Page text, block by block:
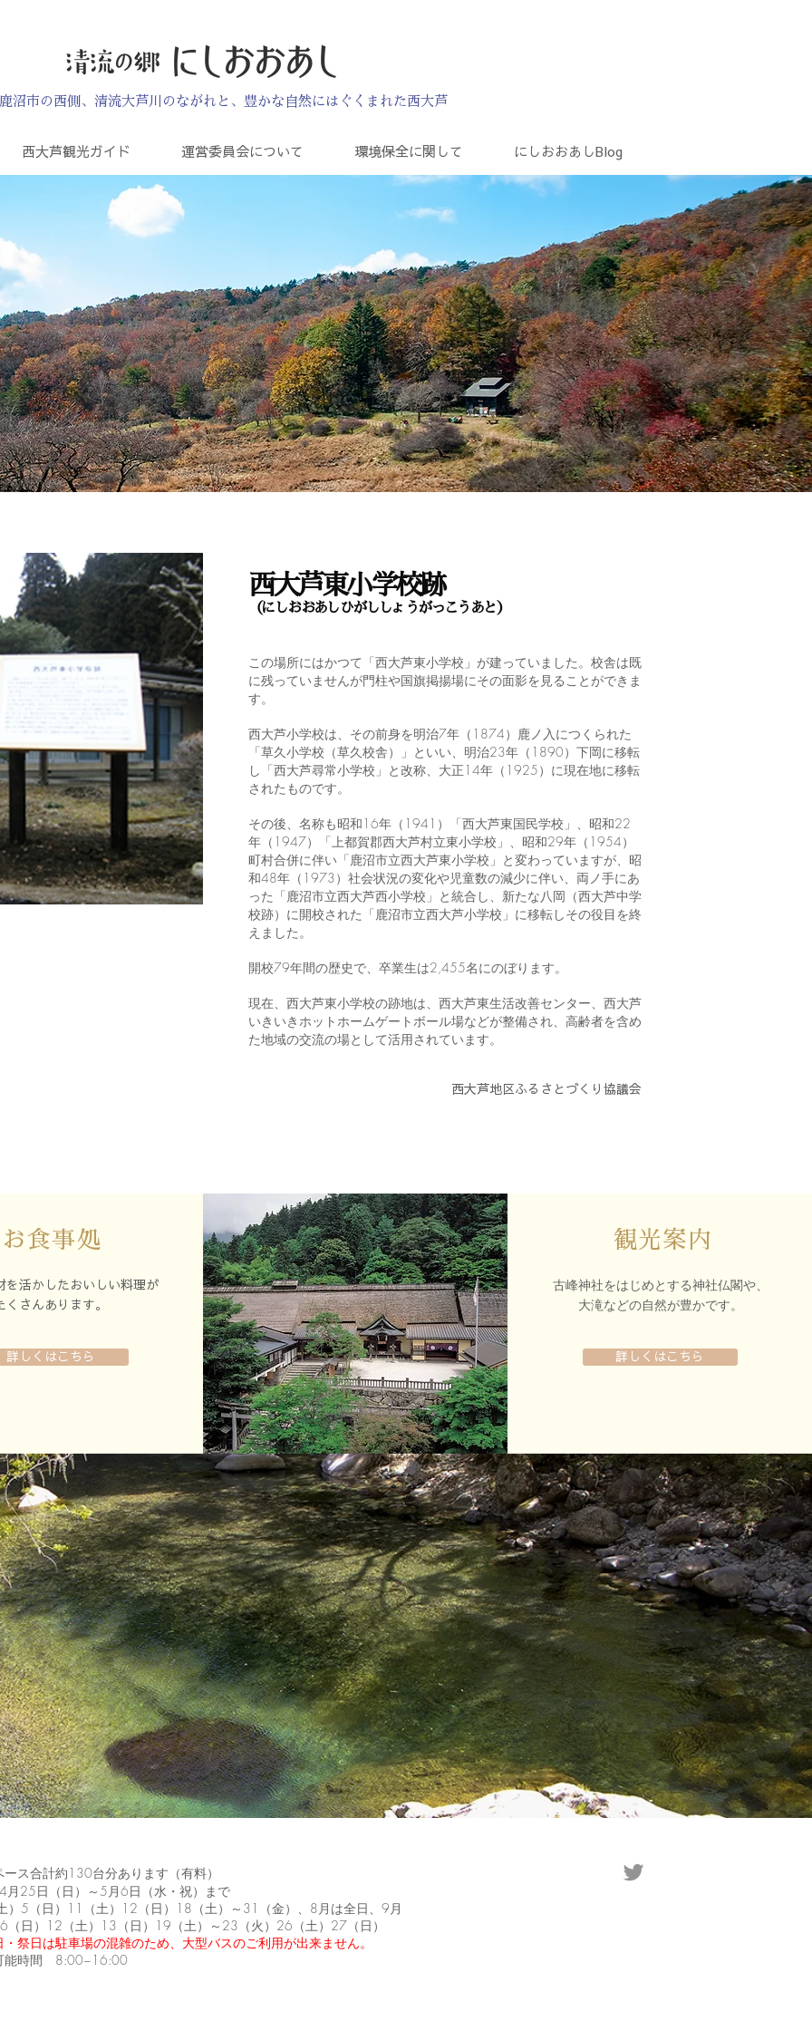
沼市の西側、清流大芦川のながれと、豊かな自然にはぐくまれた西大芦
西大芦観光ガイド 運営委員会について 環境保全に関して にしおおあしBlog
西大芦東小学校跡
（にしおおあしひがししょうがっこうあと）
この場所にはかつて「西大芦東小学校」が建っていました。校舎は既
に残っていませんが門柱や国旗掲揚場にその面影を見ることができま
す。
西大芦小学校は、その前身を明治7年（1874）鹿ノ入につくられた
「草久小学校（草久校舎）」といい、明治23年（1890）下岡に移転
し「西大芦尋常小学校」と改称、大正14年（1925）に現在地に移転
されたものです。
その後、名称も昭和16年（1941）「西大芦東国民学校」、昭和22
年（1947）「上都賀郡西大芦村立東小学校」、昭和29年（1954）
町村合併に伴い「鹿沼市立西大芦東小学校」と変わっていますが、昭
和48年（1973）社会状況の変化や児童数の減少に伴い、両ノ手にあ
った「鹿沼市立西大芦西小学校」と統合し、新たな八岡（西大芦中学
校跡）に開校された「鹿沼市立西大芦小学校」に移転しその役目を終
えました。
開校79年間の歴史で、卒業生は2,455名にのぼります。
現在、西大芦東小学校の跡地は、西大芦東生活改善センター、西大芦
いきいきホットホームゲートボール場などが整備され、高齢者を含め
た地域の交流の場として活用されています。
西大芦地区ふるさとづくり協議会
お食事処
を活かしたおいしい料理が
くさんあります。
詳しくはこちら
観光案内
古峰神社をはじめとする神社仏閣や、
大滝などの自然が豊かです。
詳しくはこちら
ス合計約130台分あります（有料）
25日（日）～5月6日（水・祝）まで
）5（日）11（土）12（日）18（土）～31（金）、8月は全日、9月
（日）12（土）13（日）19（土）～23（火）26（土）27（日）
祭日は駐車場の混雑のため、大型バスのご利用が出来ません。
能時間 8:00~16:00